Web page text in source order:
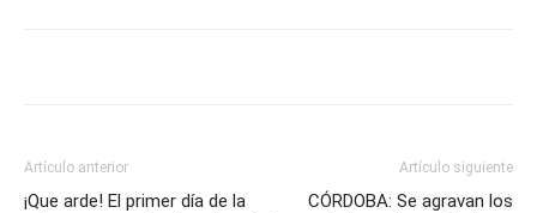
Artículo anterior
¡Que arde! El primer día de la
Artículo siguiente
CÓRDOBA: Se agravan los